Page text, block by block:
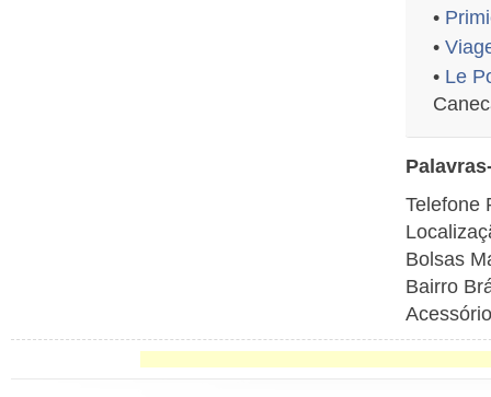
•
•
• Le
Telefone
Bolsas
Bairro